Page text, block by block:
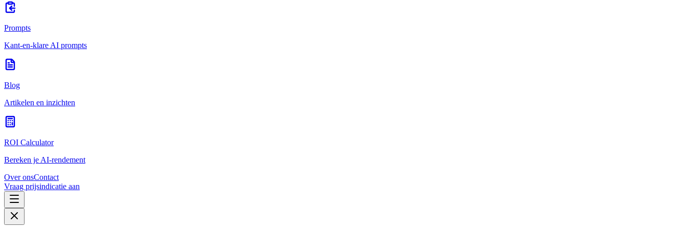
Prompts
Kant-en-klare AI prompts
Blog
Artikelen en inzichten
ROI Calculator
Bereken je AI-rendement
Over onsContact
Vraag prijsindicatie aan